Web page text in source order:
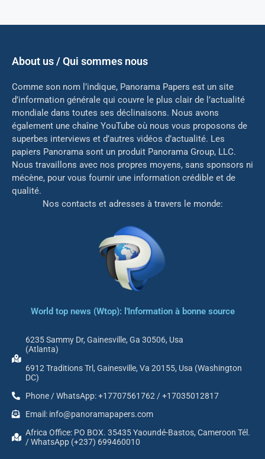
About us / Qui sommes nous
Comme son nom l’indique, Panorama Papers est un site
d’information générale qui couvre le plus clair de l’actualité
mondiale dans toutes ses déclinaisons. Nous avons
également une chaîne YouTube où nous vous proposons de
superbes interviews et d’autres vidéos d’actualité. Les
papiers Panorama sont un produit Panorama Group, LLC.
Nous travaillons avec nos propres moyens, sans sponsors ni
mécène, pour vous fournir une information crédible et de
qualité.
Nos contacts et adresses à travers le monde:
World top news (Wtop): l'Information à bonne source
6235 Sammy Dr, Gainesville, Ga 30506, Usa
(Atlanta)
6912 Traditions Trl, Gainesville, Va 20155, Usa (Washington
DC)
Phone / WhatsApp: +17707561762 / +17035012817
Email: info@panoramapapers.com
Africa Office: PO BOX. 35435 Yaoundé-Bastos, Cameroon Tél.
/ WhatsApp (+237) 699460010